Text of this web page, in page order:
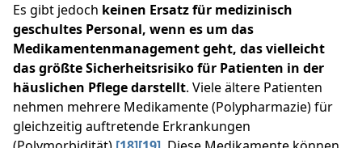
Es gibt jedoch keinen Ersatz für medizinisch
geschultes Personal, wenn es um das
Medikamentenmanagement geht, das vielleicht
das größte Sicherheitsrisiko für Patienten in der
häuslichen Pflege darstellt. Viele ältere Patienten
nehmen mehrere Medikamente (Polypharmazie) für
gleichzeitig auftretende Erkrankungen